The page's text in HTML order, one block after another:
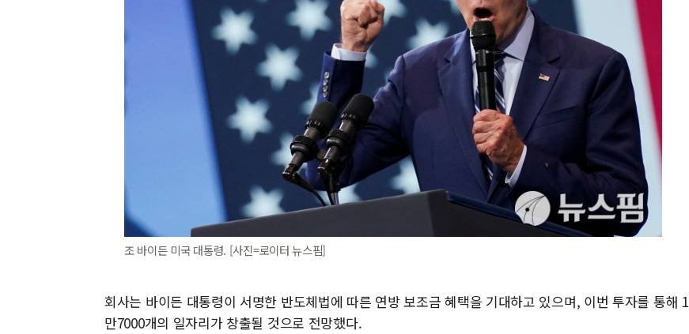
조 바이든 미국 대통령. [사진=로이터 뉴스핌]
회사는 바이든 대통령이 서명한 반도체법에 따른 연방 보조금 혜택을 기대하고 있으며, 이번 투자를 통해 1
만7000개의 일자리가 창출될 것으로 전망했다.